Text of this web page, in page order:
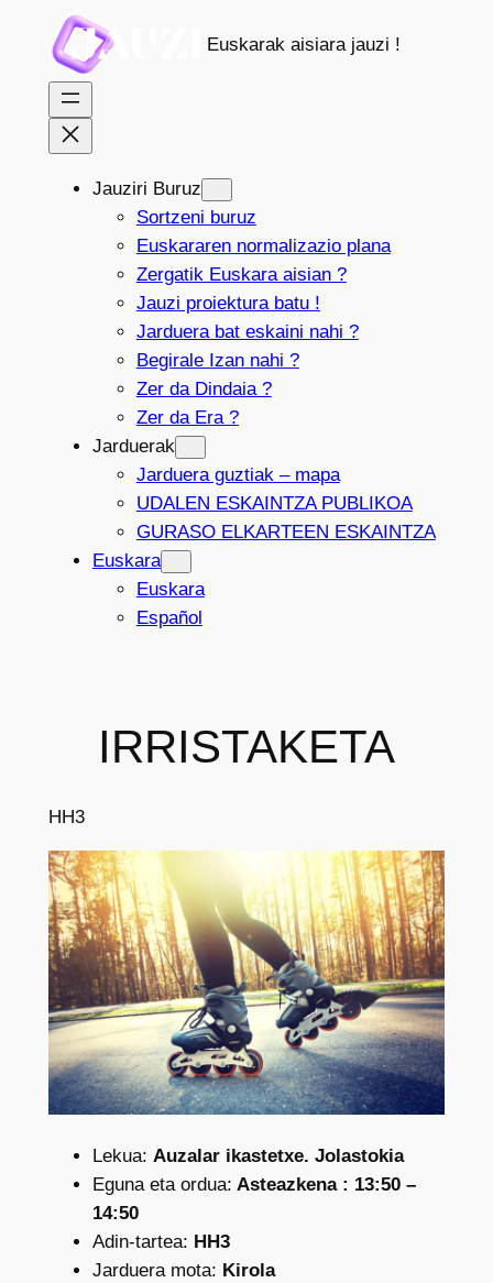
edukira
Euskarak aisiara jauzi !
Jauziri Buruz
Sortzeni buruz
Euskararen normalizazio plana
Zergatik Euskara aisian ?
Jauzi proiektura batu !
Jarduera bat eskaini nahi ?
Begirale Izan nahi ?
Zer da Dindaia ?
Zer da Era ?
Jarduerak
Jarduera guztiak – mapa
UDALEN ESKAINTZA PUBLIKOA
GURASO ELKARTEEN ESKAINTZA
Euskara
Euskara
Español
IRRISTAKETA
HH3
Lekua: Auzalar ikastetxe. Jolastokia
Eguna eta ordua: Asteazkena : 13:50 –
14:50
Adin-tartea: HH3
Jarduera mota: Kirola